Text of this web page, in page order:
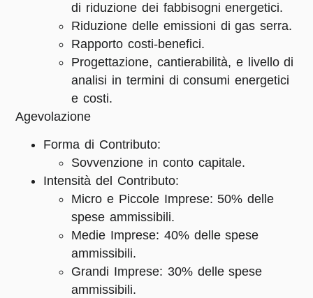
di riduzione dei fabbisogni energetici.
Riduzione delle emissioni di gas serra.
Rapporto costi-benefici.
Progettazione, cantierabilità, e livello di
analisi in termini di consumi energetici
e costi.
Agevolazione
Forma di Contributo:
Sovvenzione in conto capitale.
Intensità del Contributo:
Micro e Piccole Imprese: 50% delle
spese ammissibili.
Medie Imprese: 40% delle spese
ammissibili.
Grandi Imprese: 30% delle spese
ammissibili.